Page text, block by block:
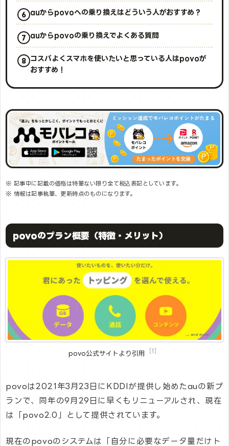
auからpovoへの乗り換えはどういう人がおすすめ？
auからpovoの乗り換えでよくある質問
コスパよくスマホを使いたいと思っている人はpovoが
おすすめ！
※ 記事中に記載の価格は特筆ない限り全て税込表記としています。
※ 情報は記事執筆、更新時点のものになります。
povoのプラン概要（特徴・メリット）
povo公式サイトより引用 ［1］
povoは2021年3月23日にKDDIが提供し始めたauの新プ
ランで、同年の9月29日に早くもリニューアルされ、現在
は「povo2.0」として提供されています。
現在のpovoのシステムは「自分に必要なデータ量だけト